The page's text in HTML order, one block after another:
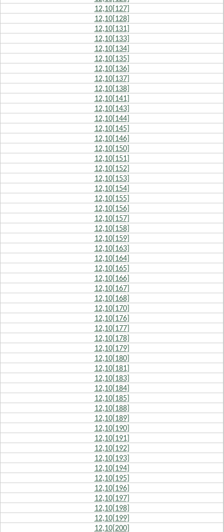
12,10[127]
12,10[128]
12,10[131]
12,10[133]
12,10[134]
12,10[135]
12,10[136]
12,10[137]
12,10[138]
12,10[141]
12,10[143]
12,10[144]
12,10[145]
12,10[146]
12,10[150]
12,10[151]
12,10[152]
12,10[153]
12,10[154]
12,10[155]
12,10[156]
12,10[157]
12,10[158]
12,10[159]
12,10[163]
12,10[164]
12,10[165]
12,10[166]
12,10[167]
12,10[168]
12,10[170]
12,10[176]
12,10[177]
12,10[178]
12,10[179]
12,10[180]
12,10[181]
12,10[183]
12,10[184]
12,10[185]
12,10[188]
12,10[189]
12,10[190]
12,10[191]
12,10[192]
12,10[193]
12,10[194]
12,10[195]
12,10[196]
12,10[197]
12,10[198]
12,10[199]
12,10[200]